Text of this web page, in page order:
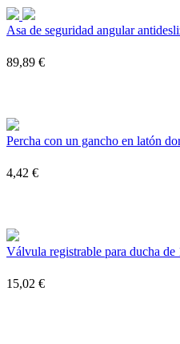
Asa de seguridad angular
89,89 €
Percha con un gancho en latón
4,42 €
Válvula registrable para ducha de
15,02 €